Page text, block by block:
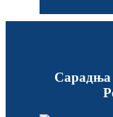
Сарадња